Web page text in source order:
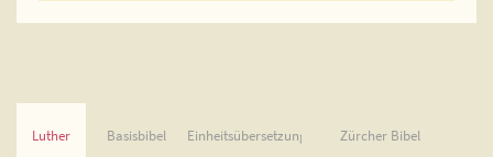
Luther Basisbibel Einheitsübersetzung Zürcher Bibel